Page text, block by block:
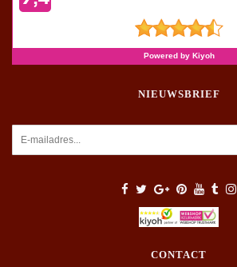
NIEUWSBRIEF
CONTACT